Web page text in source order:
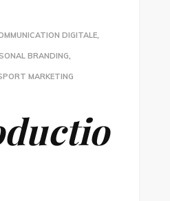
DIGITALE,
BRANDING
MARKETING